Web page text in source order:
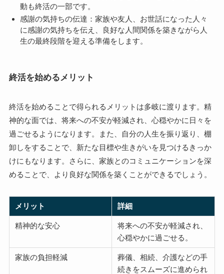
動も終活の一部です。
感謝の気持ちの伝達：家族や友人、お世話になった人々
に感謝の気持ちを伝え、良好な人間関係を築きながら人
生の最終段階を迎える準備をします。
終活を始めるメリット
終活を始めることで得られるメリットは多岐に渡ります。精
神的な面では、将来への不安が軽減され、心穏やかに日々を
過ごせるようになります。また、自分の人生を振り返り、棚
卸しをすることで、新たな目標や生きがいを見つけるきっか
けにもなります。さらに、家族とのコミュニケーションを深
めることで、より良好な関係を築くことができるでしょう。
メリット 詳細
精神的な安心
将来への不安が軽減され、
心穏やかに過ごせる。
家族の負担軽減
葬儀、相続、介護などの手
続きをスムーズに進められ